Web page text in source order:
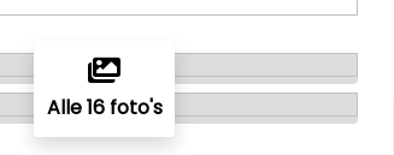
Alle 16 foto's